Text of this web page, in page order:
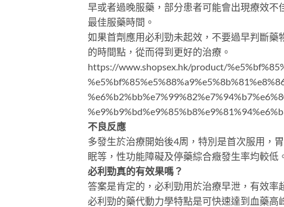
早或者過晚服藥，部分患者可能會出現療效
最佳服藥時間。
如果首劑應用必利勁未起效，不要過早判斷
的時間點，從而得到更好的治療。
https://www.shopsex.hk/product/
不良反應
多發生於治療開始後4周，特別是首次服用，
眠等，性功能障礙及停藥綜合癥發生率均較低
必利勁真的有效果嗎？
答案是肯定的，必利勁用於治療早泄，有效率
必利勁的藥代動力學特點是可快速達到血藥高